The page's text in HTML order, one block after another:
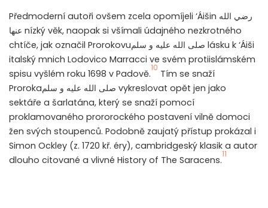
Předmoderní autoři ovšem zcela opomíjeli ‘Áišin رضي الله
عنها nízký věk, naopak si všímali údajného nezkrotného
chtíče, jak označil Prorokovuصلى الله عليه و سلم lásku k ‘Áiši
italský mnich Lodovico Marracci ve svém protiislámském
spisu vyšlém roku 1698 v Padově.
10
Tím se snaží
Prorokaصلى الله عليه و سلم vykreslovat opět jen jako
sektáře a šarlatána, který se snaží pomocí
proklamovaného prororockého postavení vilně domoci
žen svých stoupenců. Podobně zaujatý přístup prokázal i
Simon Ockley (z. 1720 kř. éry), cambridgeský klasik a autor
dlouho citované a vlivné History of The Saracens.
11